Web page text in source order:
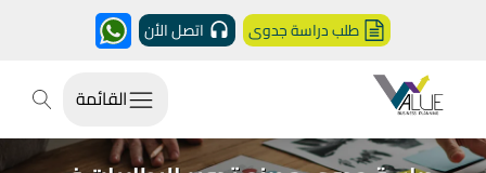
طلب دراسة جدوى اتصل الأن
القائمة